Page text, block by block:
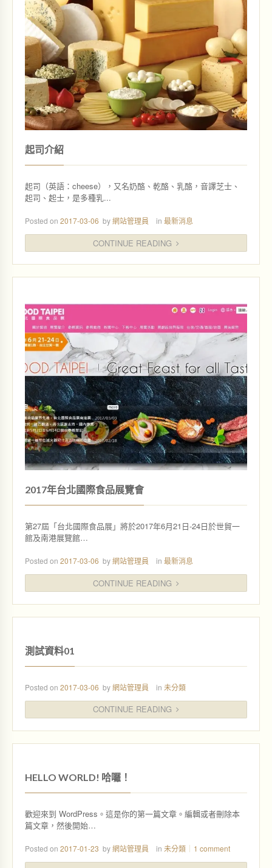
起司介紹
起司（英語：cheese），又名奶酪、乾酪、乳酪，音譯芝士、
起司、起士，是多種乳...
Posted on 2017-03-06 by網站管理員 in 最新消息
CONTINUE READING
2017年台北國際食品展覽會
第27屆「台北國際食品展」將於2017年6月21日-24日於世貿一
館及南港展覽館…
Posted on 2017-03-06 by網站管理員 in 最新消息
CONTINUE READING
測試資料01
Posted on 2017-03-06 by網站管理員 in 未分類
CONTINUE READING
HELLO WORLD! 哈囉！
歡迎來到 WordPress。這是你的第一篇文章。編輯或者刪除本
篇文章，然後開始…
Posted on 2017-01-23 by網站管理員 in 未分類 1 comment